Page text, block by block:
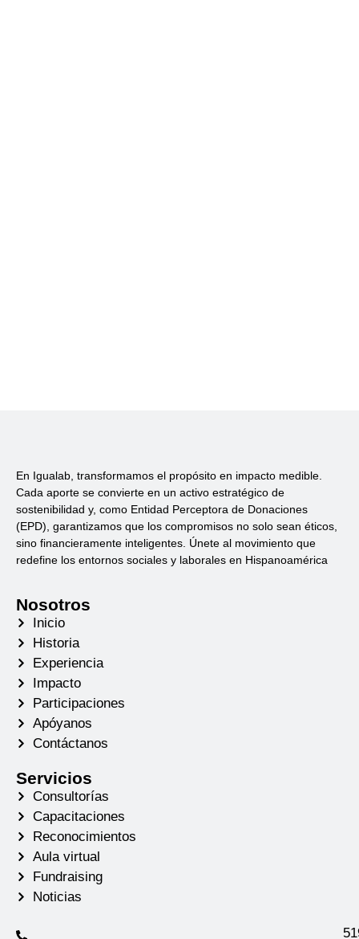
En Igualab, transformamos el propósito en impacto medible.
Cada aporte se convierte en un activo estratégico de
sostenibilidad y, como Entidad Perceptora de Donaciones
(EPD), garantizamos que los compromisos no solo sean éticos,
sino financieramente inteligentes. Únete al movimiento que
redefine los entornos sociales y laborales en Hispanoamérica
Nosotros
Inicio
Historia
Experiencia
Impacto
Participaciones
Apóyanos
Contáctanos
Servicios
Consultorías
Capacitaciones
Reconocimientos
Aula virtual
Fundraising
Noticias